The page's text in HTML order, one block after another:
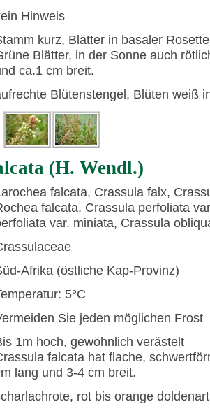
Hinweis
kurz, Blätter in basaler Rosette
Blätter, in der Sonne auch
ca.1 cm breit.
Blütenstengel, Blüten weiß
(H. Wendl.)
falcata, Crassula falx,
falcata, Crassula perfoliata
var. miniata, Crassula
Afrika (östliche Kap-Provinz)
5°C
Sie jeden möglichen Frost
1m hoch, gewöhnlich verästelt
falcata hat flache,
lang und 3-4 cm breit.
rot bis orange